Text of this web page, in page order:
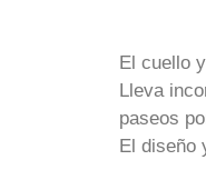
El cuello
Lleva
paseos
El diseño